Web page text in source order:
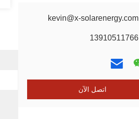
kevin@x-solarenergy.com
13910511766
اتصل الآن